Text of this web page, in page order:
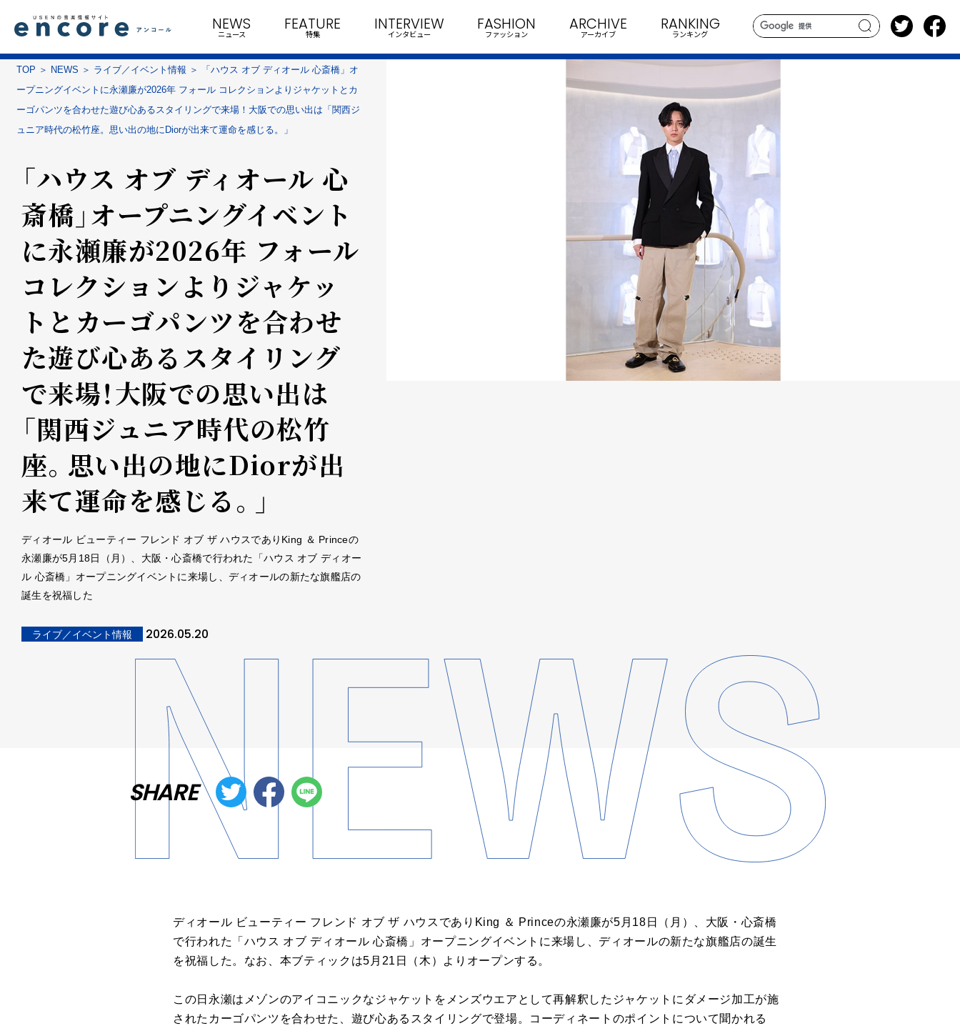
search
NEWS
ニュース
FEATURE
特集
INTERVIEW
インタビュー
FASHION
ファッション
ARCHIVE
アーカイブ
RANKING
ランキング
TOP NEWS ライブ／イベント情報
「ハウス オブ ディオール 心斎橋」オ
ープニングイベントに永瀬廉が2026年 フォール コレクションよりジャケットとカ
ーゴパンツを合わせた遊び心あるスタイリングで来場！大阪での思い出は「関西ジ
ュニア時代の松竹座。思い出の地にDiorが出来て運命を感じる。」
「ハウス オブ ディオール 心
斎橋」オープニングイベント
に永瀬廉が2026年 フォール
コレクションよりジャケッ
トとカーゴパンツを合わせ
た遊び心あるスタイリング
で来場！大阪での思い出は
「関西ジュニア時代の松竹
座。思い出の地にDiorが出
来て運命を感じる。」
ディオール ビューティー フレンド オブ ザ ハウスでありKing ＆ Princeの
永瀬廉が5月18日（月）、大阪・心斎橋で行われた「ハウス オブ ディオー
ル 心斎橋」オープニングイベントに来場し、ディオールの新たな旗艦店の
誕生を祝福した
ライブ／イベント情報 2026.05.20
SHARE
ディオール ビューティー フレンド オブ ザ ハウスでありKing ＆ Princeの永瀬廉が5月18日（月）、大阪・心斎橋
で行われた「ハウス オブ ディオール 心斎橋」オープニングイベントに来場し、ディオールの新たな旗艦店の誕生
を祝福した。なお、本ブティックは5月21日（木）よりオープンする。
この日永瀬はメゾンのアイコニックなジャケットをメンズウエアとして再解釈したジャケットにダメージ加工が施
されたカーゴパンツを合わせた、遊び心あるスタイリングで登場。コーディネートのポイントについて聞かれる